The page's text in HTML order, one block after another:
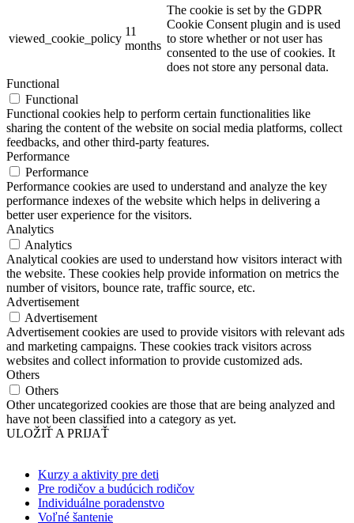
viewed_cookie_policy
11
months
The cookie is set by the GDPR
Cookie Consent plugin and is used
to store whether or not user has
consented to the use of cookies. It
does not store any personal data.
Functional
Functional
Functional cookies help to perform certain functionalities like
sharing the content of the website on social media platforms, collect
feedbacks, and other third-party features.
Performance
Performance
Performance cookies are used to understand and analyze the key
performance indexes of the website which helps in delivering a
better user experience for the visitors.
Analytics
Analytics
Analytical cookies are used to understand how visitors interact with
the website. These cookies help provide information on metrics the
number of visitors, bounce rate, traffic source, etc.
Advertisement
Advertisement
Advertisement cookies are used to provide visitors with relevant ads
and marketing campaigns. These cookies track visitors across
websites and collect information to provide customized ads.
Others
Others
Other uncategorized cookies are those that are being analyzed and
have not been classified into a category as yet.
ULOŽIŤ A PRIJAŤ
Kurzy a aktivity pre deti
Pre rodičov a budúcich rodičov
Individuálne poradenstvo
Voľné šantenie